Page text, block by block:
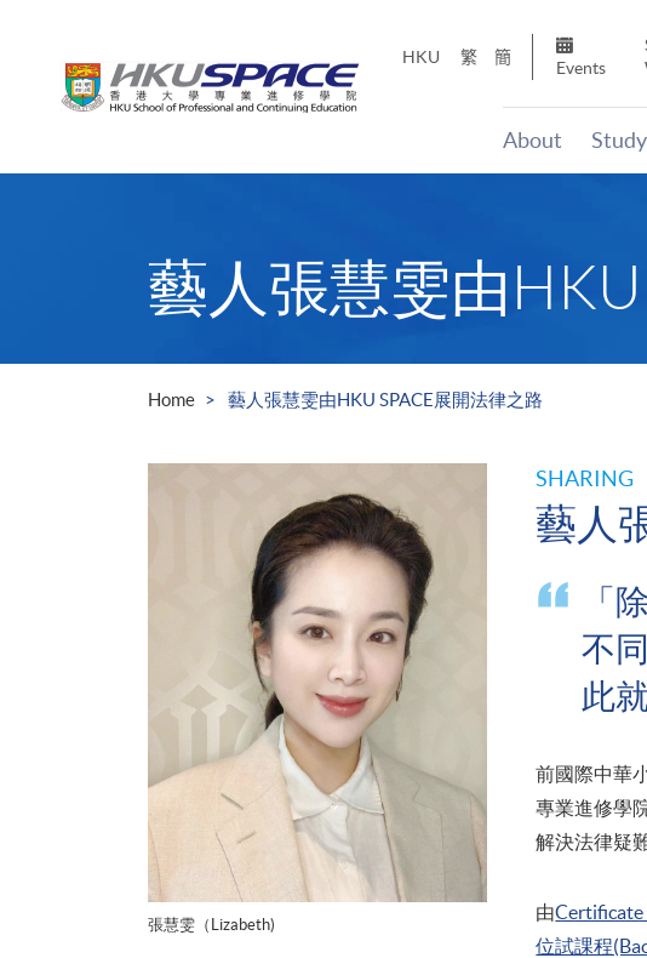
HKU 繁 簡
Events
About Study
藝人張慧雯由
Home 藝人張慧雯由HKU SPACE展開法律之路
SHARING
藝人
「
不
此
前國際中華
專業進修學
解決法律疑
由Certificate
位試課程
張慧雯（Lizabeth)